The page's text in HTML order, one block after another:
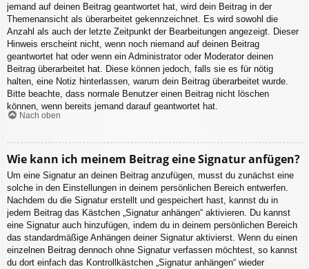
jemand auf deinen Beitrag geantwortet hat, wird dein Beitrag in der
Themenansicht als überarbeitet gekennzeichnet. Es wird sowohl die
Anzahl als auch der letzte Zeitpunkt der Bearbeitungen angezeigt. Dieser
Hinweis erscheint nicht, wenn noch niemand auf deinen Beitrag
geantwortet hat oder wenn ein Administrator oder Moderator deinen
Beitrag überarbeitet hat. Diese können jedoch, falls sie es für nötig
halten, eine Notiz hinterlassen, warum dein Beitrag überarbeitet wurde.
Bitte beachte, dass normale Benutzer einen Beitrag nicht löschen
können, wenn bereits jemand darauf geantwortet hat.
Nach oben
Wie kann ich meinem Beitrag eine Signatur anfügen?
Um eine Signatur an deinen Beitrag anzufügen, musst du zunächst eine
solche in den Einstellungen in deinem persönlichen Bereich entwerfen.
Nachdem du die Signatur erstellt und gespeichert hast, kannst du in
jedem Beitrag das Kästchen „Signatur anhängen“ aktivieren. Du kannst
eine Signatur auch hinzufügen, indem du in deinem persönlichen Bereich
das standardmäßige Anhängen deiner Signatur aktivierst. Wenn du einen
einzelnen Beitrag dennoch ohne Signatur verfassen möchtest, so kannst
du dort einfach das Kontrollkästchen „Signatur anhängen“ wieder